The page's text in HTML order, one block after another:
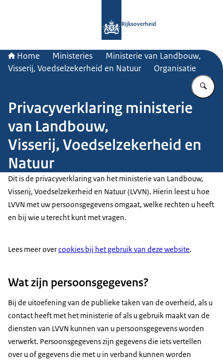
Rijksoverheid
Home Ministeries
Ministerie van Landbouw,
Visserij, Voedselzekerheid en Natuur
Organisatie
Privacyverklaring ministerie
van Landbouw,
Visserij, Voedselzekerheid en
Natuur
Dit is de privacyverklaring van het ministerie van Landbouw,
Visserij, Voedselzekerheid en Natuur (LVVN). Hierin leest u hoe
LVVN met uw persoonsgegevens omgaat, welke rechten u heeft
en bij wie u terecht kunt met vragen.
Lees meer overcookies bij het gebruik van deze website.
Wat zijn persoonsgegevens?
Bij de uitoefening van de publieke taken van de overheid, als u
contact heeft met het ministerie of als u gebruik maakt van de
diensten van LVVN kunnen van u persoonsgegevens worden
verwerkt. Persoonsgegevens zijn gegevens die iets vertellen
over u of gegevens die met u in verband kunnen worden